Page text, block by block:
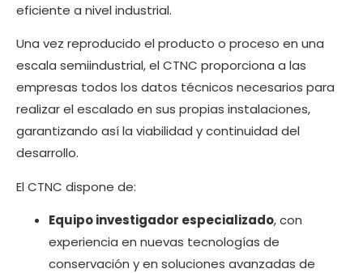
eficiente a nivel industrial.
Una vez reproducido el producto o proceso en una
escala semiindustrial, el CTNC proporciona a las
empresas todos los datos técnicos necesarios para
realizar el escalado en sus propias instalaciones,
garantizando así la viabilidad y continuidad del
desarrollo.
El CTNC dispone de:
Equipo investigador especializado, con
experiencia en nuevas tecnologías de
conservación y en soluciones avanzadas de